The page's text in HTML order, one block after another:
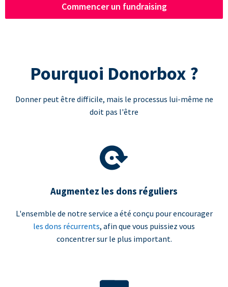
Commencer un fundraising
Pourquoi Donorbox ?
Donner peut être difficile, mais le processus lui-même ne
doit pas l'être
Augmentez les dons réguliers
L'ensemble de notre service a été conçu pour encourager
les dons récurrents, afin que vous puissiez vous
concentrer sur le plus important.